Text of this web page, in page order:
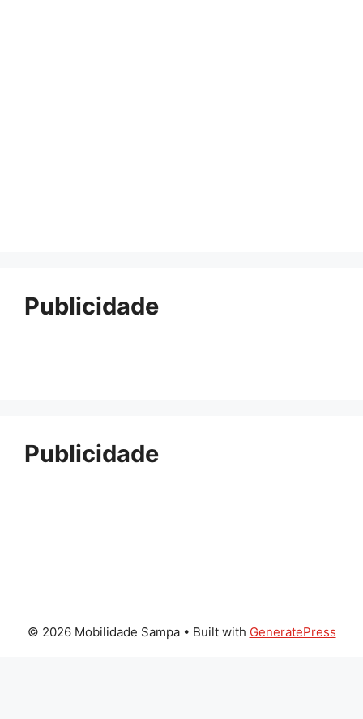
Publicidade
Publicidade
© 2026 Mobilidade Sampa• Built with GeneratePress